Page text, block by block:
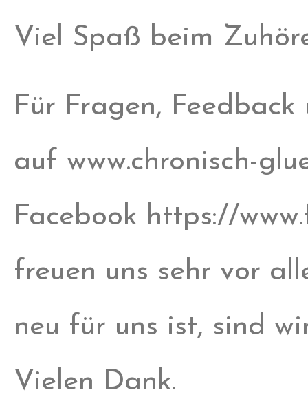
Viel Spaß beim
Für Fragen,
auf www.chronisch-
Facebook https://
freuen uns sehr vor
neu für uns ist, sind
Vielen Dank.